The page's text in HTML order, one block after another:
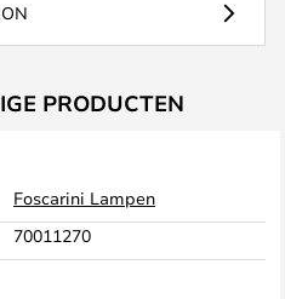
PRODUCTEN
Foscarini Lampen
70011270